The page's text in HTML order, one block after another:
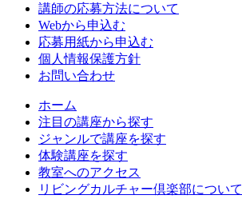
講師の応募方法について
Webから申込む
応募用紙から申込む
個人情報保護方針
お問い合わせ
ホーム
注目の講座から探す
ジャンルで講座を探す
体験講座を探す
教室へのアクセス
リビングカルチャー倶楽部について